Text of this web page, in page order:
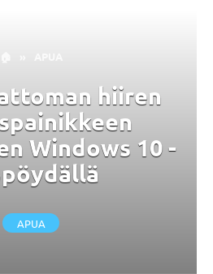
hiiren
Windows 10 -
APUA